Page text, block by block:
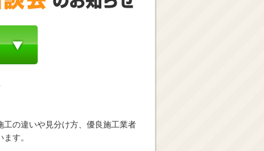
の違いや見分け方、優良施工業者
す。